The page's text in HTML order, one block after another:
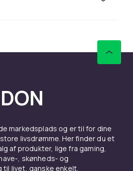
ind og ud med et
automatisk ved kraftig vind,
hos CDON
markiser i flere størrelser
. Supplér med parasol og
og
markedsplads og er til for dine
livsdrømme. Her finder du et
af produkter, lige fra gaming,
, skønheds- og
livet, ganske enkelt.